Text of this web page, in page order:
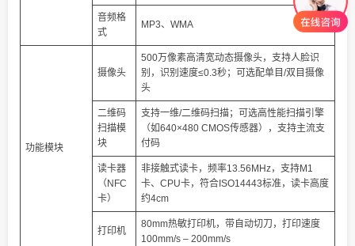
音频格
式
MP3、WMA
功能模块
摄像头
500万像素高清宽动态摄像头，支持人脸识
别，识别速度≤0.3秒；可选配单目/双目摄像
头
二维码
扫描模
块
支持一维/二维码扫描；可选高性能扫描引擎
（如640×480 CMOS传感器），支持主流支
付码
读卡器
（NFC
卡）
非接触式读卡，频率13.56MHz，支持M1
卡、CPU卡，符合ISO14443标准，读卡高度
约4cm
打印机
80mm热敏打印机，带自动切刀，打印速度
100mm/s – 200mm/s